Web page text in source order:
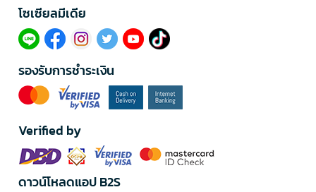
โซเซียลมีเดีย​
รองรับการชำระเงิน
Verified by
ดาวน์โหลดแอป B2S